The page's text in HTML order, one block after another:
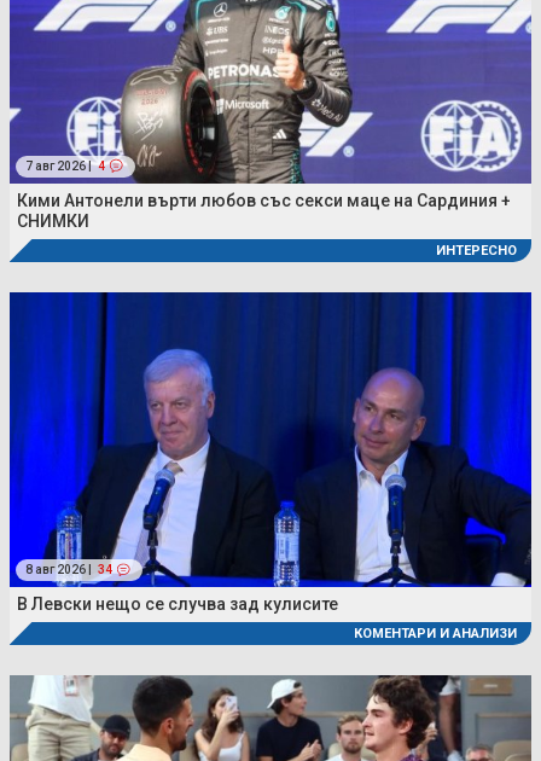
7 авг 2026 | 4
Кими Антонели върти любов със секси маце на Сардиния +
СНИМКИ
ИНТЕРЕСНО
8 авг 2026 | 34
В Левски нещо се случва зад кулисите
КОМЕНТАРИ И АНАЛИЗИ